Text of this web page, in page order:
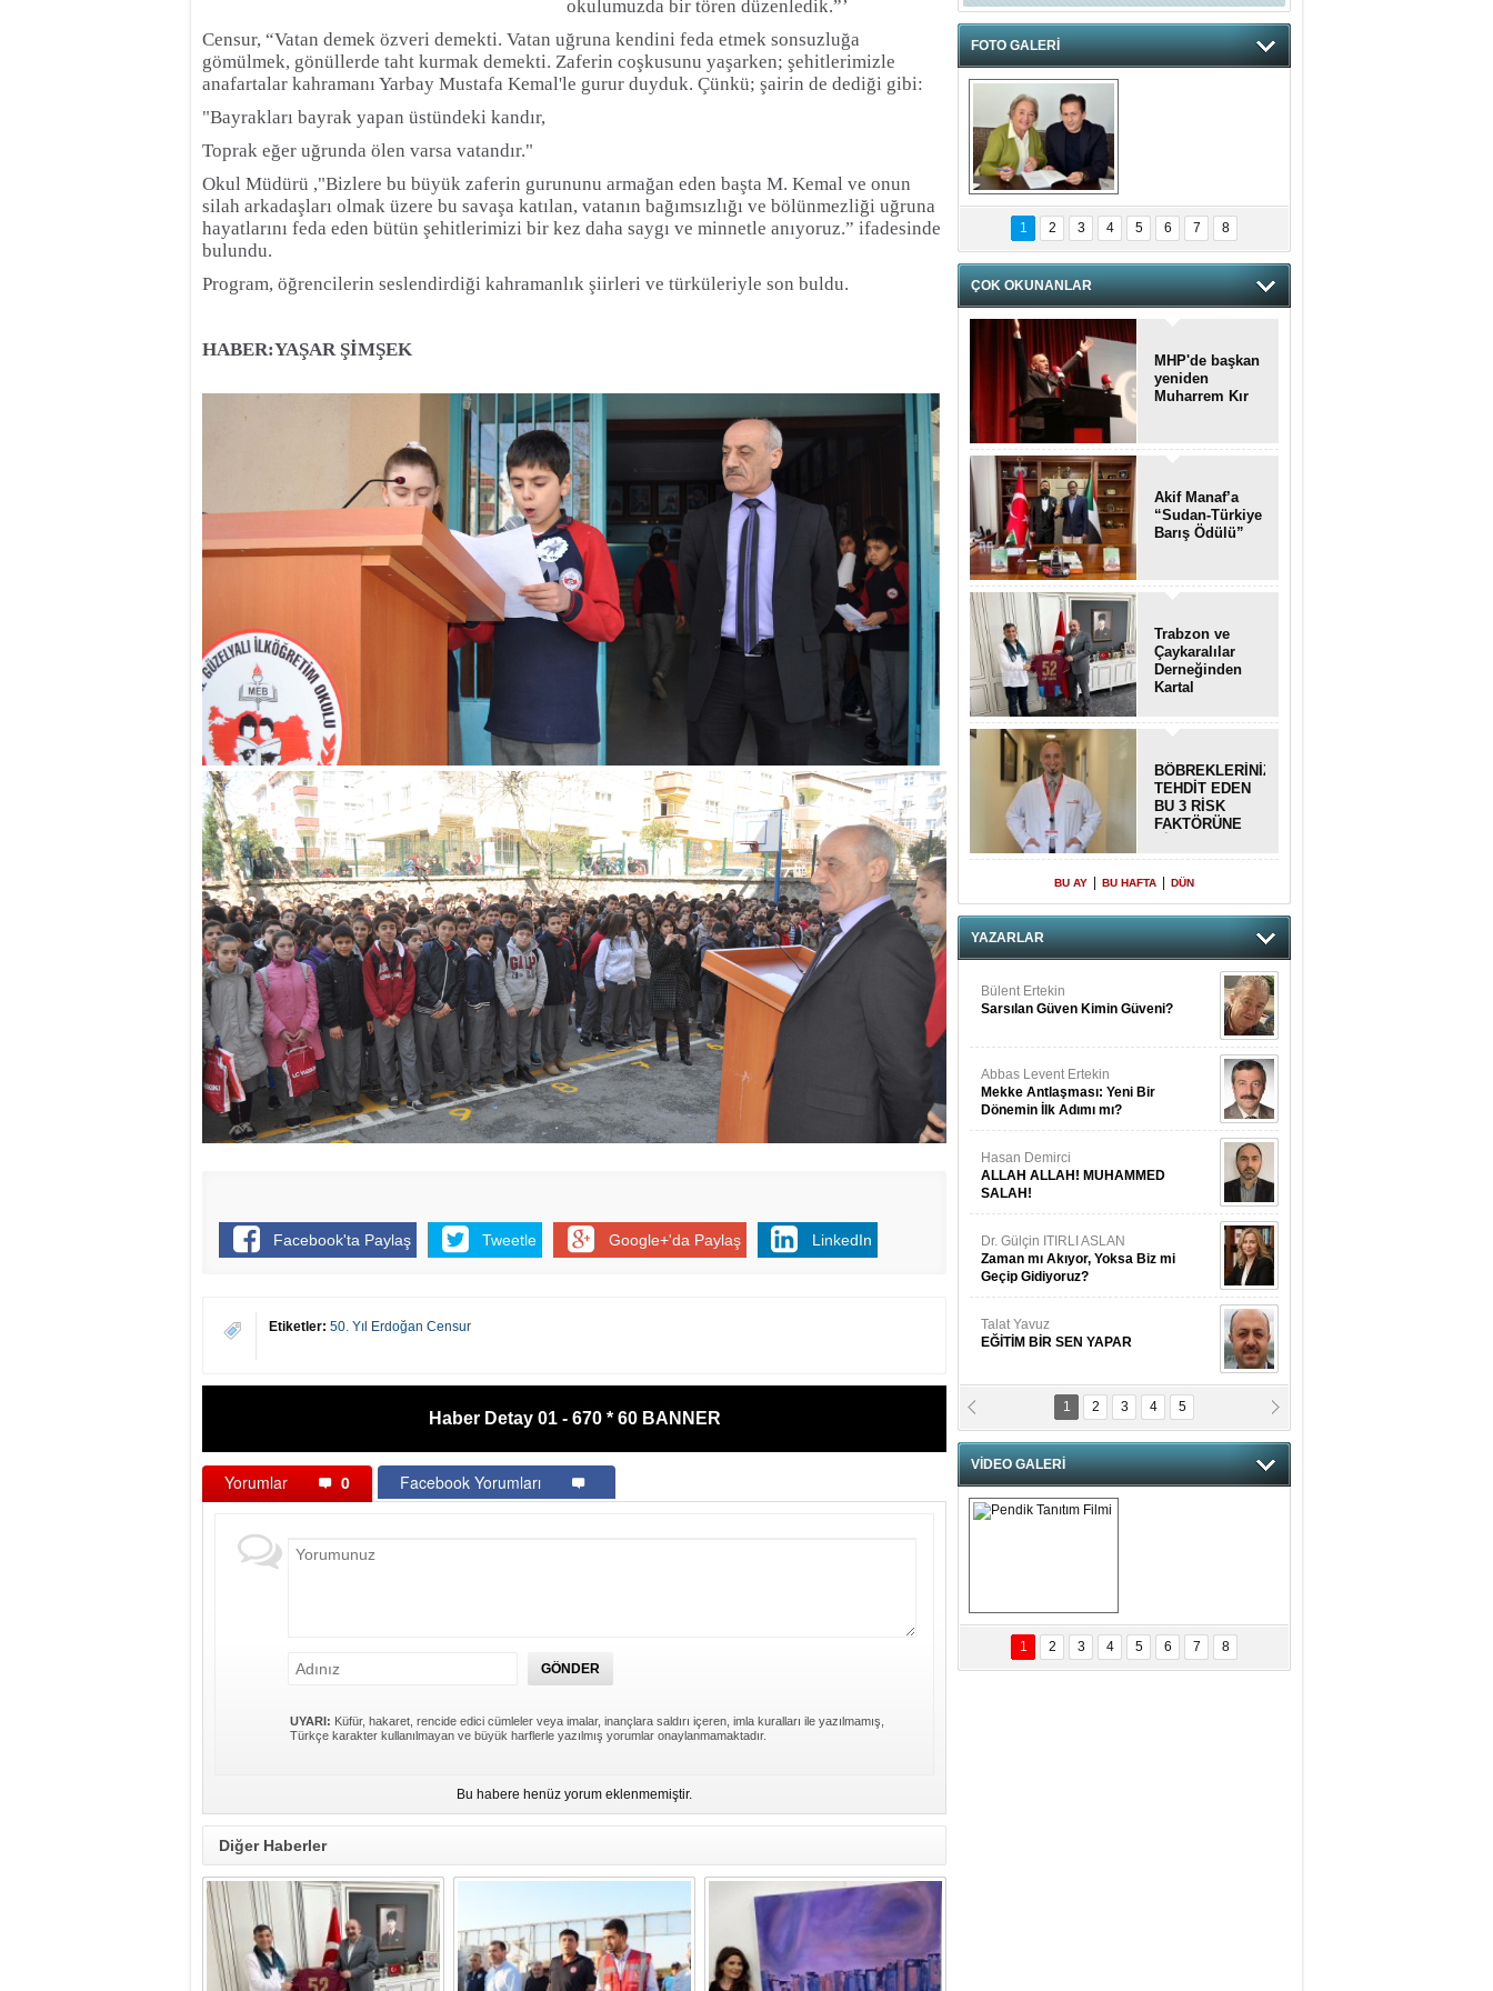
okulumuzda bir tören düzenledik.”’
Censur, “Vatan demek özveri demekti. Vatan uğruna kendini feda etmek sonsuzluğa
gömülmek, gönüllerde taht kurmak demekti. Zaferin coşkusunu yaşarken; şehitlerimizle
anafartalar kahramanı Yarbay Mustafa Kemal'le gurur duyduk. Çünkü; şairin de dediği gibi:
"Bayrakları bayrak yapan üstündeki kandır,
Toprak eğer uğrunda ölen varsa vatandır."
Okul Müdürü ,"Bizlere bu büyük zaferin gurununu armağan eden başta M. Kemal ve onun
silah arkadaşları olmak üzere bu savaşa katılan, vatanın bağımsızlığı ve bölünmezliği uğruna
hayatlarını feda eden bütün şehitlerimizi bir kez daha saygı ve minnetle anıyoruz.” ifadesinde
bulundu.
Program, öğrencilerin seslendirdiği kahramanlık şiirleri ve türküleriyle son buldu.
HABER:YAŞAR ŞİMŞEK
Facebook'ta Paylaş Tweetle Google+'da Paylaş LinkedIn
Etiketler: 50. Yıl Erdoğan Censur
Haber Detay 01 - 670 * 60 BANNER
Yorumlar 0 Facebook Yorumları
UYARI: Küfür, hakaret, rencide edici cümleler veya imalar, inançlara saldırı içeren, imla kuralları ile yazılmamış,
Türkçe karakter kullanılmayan ve büyük harflerle yazılmış yorumlar onaylanmamaktadır.
Bu habere henüz yorum eklenmemiştir.
Diğer Haberler
FOTO GALERİ
hnzzzna
1 2 3 4 5 6 7 8
ÇOK OKUNANLAR
MHP'de başkan
yeniden
Muharrem Kır
Akif Manaf’a
“Sudan-Türkiye
Barış Ödülü”
Trabzon ve
Çaykaralılar
Derneğinden
Kartal
anlamlı ziyaret
BÖBREKLERİNİZİ
TEHDİT EDEN
BU 3 RİSK
FAKTÖRÜNE
BU AY BU HAFTA DÜN
YAZARLAR
Bülent Ertekin
Sarsılan Güven Kimin Güveni?
Abbas Levent Ertekin
Mekke Antlaşması: Yeni Bir
Dönemin İlk Adımı mı?
Hasan Demirci
ALLAH ALLAH! MUHAMMED
SALAH!
Dr. Gülçin ITIRLI ASLAN
Zaman mı Akıyor, Yoksa Biz mi
Geçip Gidiyoruz?
Talat Yavuz
EĞİTİM BİR SEN YAPAR
Sevgi Karaman
NAMUSLU?
Prof. Dr. Cahit Kurbanoğlu
BOSNA-HERSEK VE KUDÜS
Fatma Daştan
Meftun Olmak
1 2 3 4 5
VİDEO GALERİ
Pendik Tanıtım
Filmi
1 2 3 4 5 6 7 8